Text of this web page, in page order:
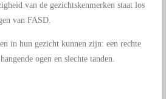
van de gezichtskenmerken staat los
van FASD.
in hun gezicht kunnen zijn: een rechte
ogen en slechte tanden.